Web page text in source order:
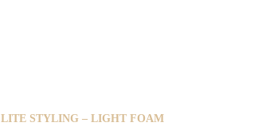
LITE STYLING – LIGHT FOAM